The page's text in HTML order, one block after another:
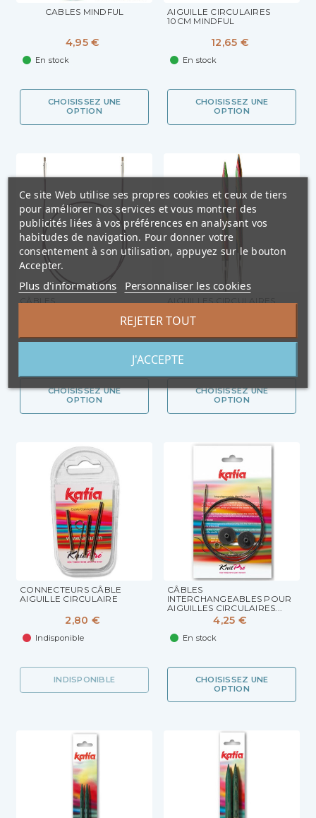
CABLES MINDFUL
4,95 €
En stock
CHOISISSEZ UNE
OPTION
AIGUILLE CIRCULAIRES
10CM MINDFUL
12,65 €
En stock
CHOISISSEZ UNE
OPTION
AIGUILLES CIRCULAIRES...
CHOISISSEZ UNE
OPTION
KNITPRO SYMFONIE
CHOISISSEZ UNE
OPTION
CONNECTEURS CÂBLE
AIGUILLE CIRCULAIRE
2,80 €
Indisponible
INDISPONIBLE
CÂBLES
INTERCHANGEABLES POUR
AIGUILLES CIRCULAIRES...
4,25 €
En stock
CHOISISSEZ UNE
OPTION
Ce site Web utilise ses propres cookies et ceux de tiers
pour améliorer nos services et vous montrer des
publicités liées à vos préférences en analysant vos
habitudes de navigation. Pour donner votre
consentement à son utilisation, appuyez sur le bouton
Accepter.
Plus d'informations Personnaliser les cookies
REJETER TOUT
J'ACCEPTE